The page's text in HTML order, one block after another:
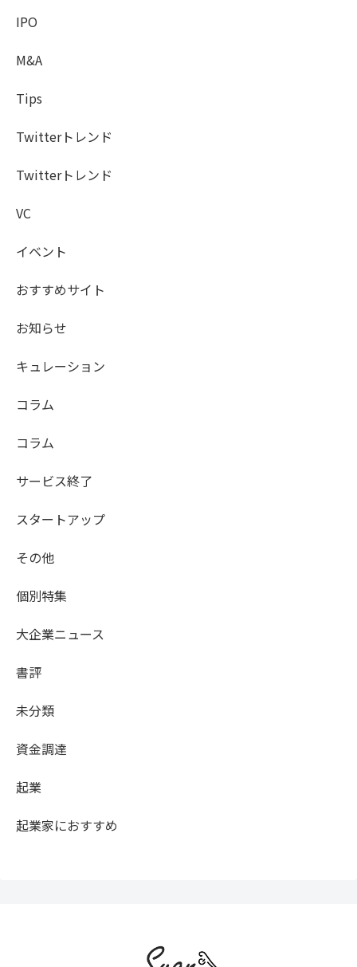
IPO
M&A
Tips
Twitterトレンド
Twitterトレンド
VC
イベント
おすすめサイト
お知らせ
キュレーション
コラム
コラム
サービス終了
スタートアップ
その他
個別特集
大企業ニュース
書評
未分類
資金調達
起業
起業家におすすめ